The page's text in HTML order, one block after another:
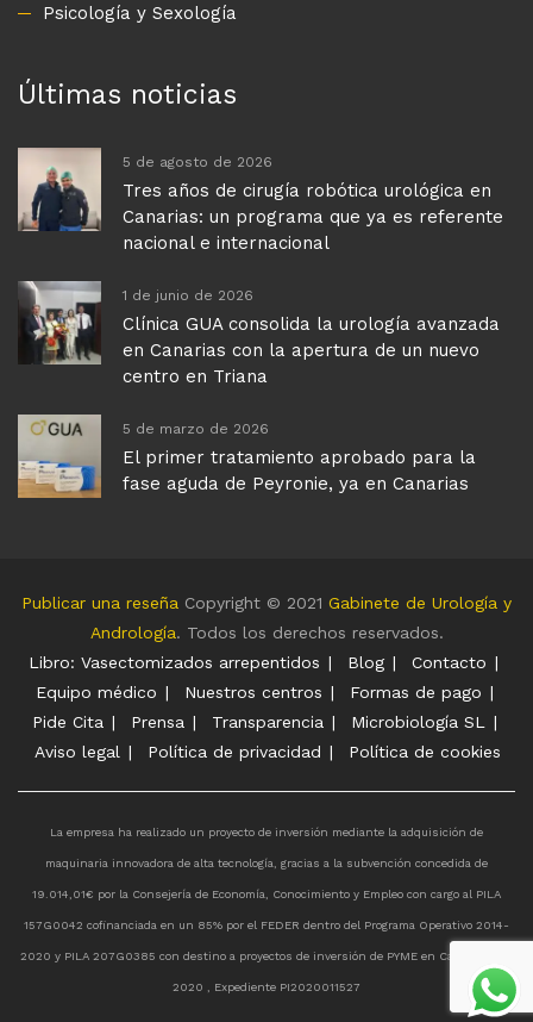
Psicología y Sexología
Últimas noticias
5 de agosto de 2026
Tres años de cirugía robótica urológica en
Canarias: un programa que ya es referente
nacional e internacional
1 de junio de 2026
Clínica GUA consolida la urología avanzada
en Canarias con la apertura de un nuevo
centro en Triana
5 de marzo de 2026
El primer tratamiento aprobado para la
fase aguda de Peyronie, ya en Canarias
Publicar una reseña Copyright © 2021 Gabinete de Urología y
Andrología. Todos los derechos reservados.
Libro: Vasectomizados arrepentidos
Blog
Contacto
Equipo médico
Nuestros centros
Formas de pago
Pide Cita
Prensa Transparencia
Microbiología SL
Aviso legal
Política de privacidad Política de cookies
La empresa ha realizado un proyecto de inversión mediante la adquisición de
maquinaria innovadora de alta tecnología, gracias a la subvención concedida de
19.014,01€ por la Consejería de Economía, Conocimiento y Empleo con cargo al PILA
157G0042 cofinanciada en un 85% por el FEDER dentro del Programa Operativo 2014-
2020 y PILA 207G0385 con destino a proyectos de inversión de PYME en Canarias año
2020 , Expediente PI2020011527